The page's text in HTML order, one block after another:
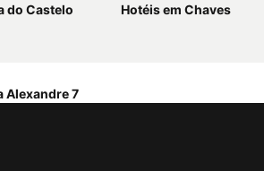
do Castelo
Hotéis em Chaves
Alexandre 7